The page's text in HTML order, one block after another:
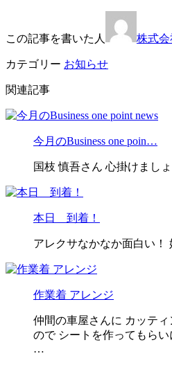
この記事を書いた人 株式
カテゴリー お知らせ
関連記事
今月のBusiness one poin…
国枝 慎吾さん 心掛けまし
本日 到着！
アレクサなかなか面白い
作業着 アレンジ
仲間の車屋さんに カッテ
ので シートを作ってもら
…